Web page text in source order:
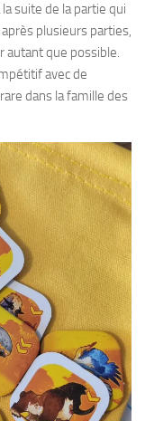
suite de la partie qui
plusieurs parties,
autant que possible.
avec de
dans la famille des